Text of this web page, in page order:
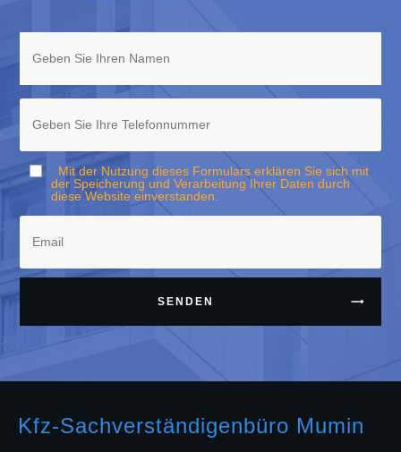
Mit der Nutzung dieses Formulars erklären Sie sich mit
der Speicherung und Verarbeitung Ihrer Daten durch
diese Website einverstanden.
SENDEN
Kfz-Sachverständigenbüro Mumin